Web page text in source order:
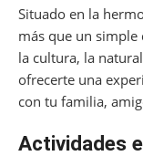
Situado en la
más que un simple
la cultura, la
ofrecerte una
con tu familia,
Actividades